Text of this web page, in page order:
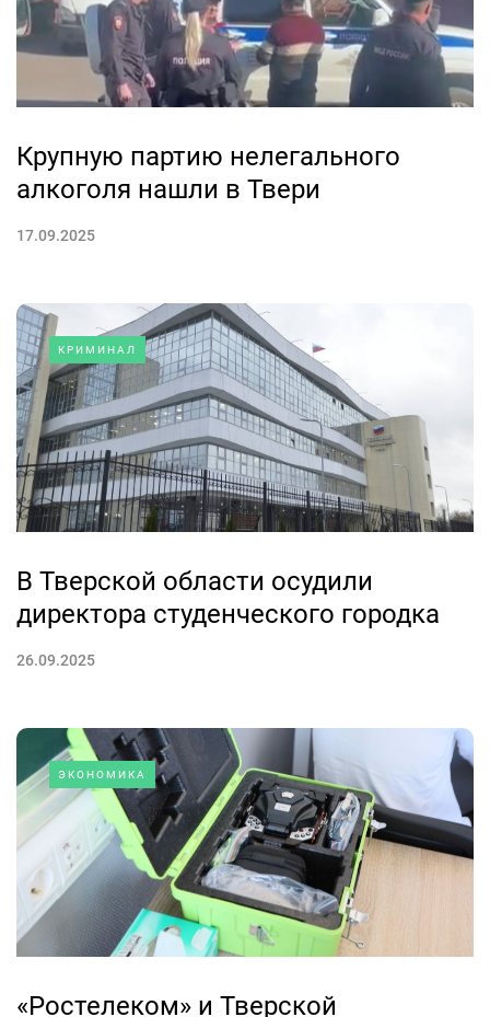
Крупную партию нелегального
алкоголя нашли в Твери
17.09.2025
КРИМИНАЛ
В Тверской области осудили
директора студенческого городка
26.09.2025
ЭКОНОМИКА
«Ростелеком» и Тверской